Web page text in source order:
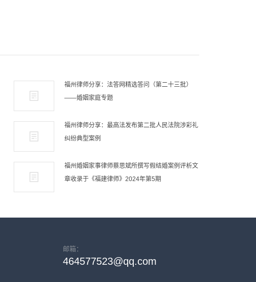
福州律师分享：法答网精选答问（第二十三批）
——婚姻家庭专题
福州律师分享：最高法发布第二批人民法院涉彩礼
纠纷典型案例
福州婚姻家事律师蔡思斌所撰写假结婚案例评析文
章收录于《福建律师》2024年第5期
邮箱：
464577523@qq.com